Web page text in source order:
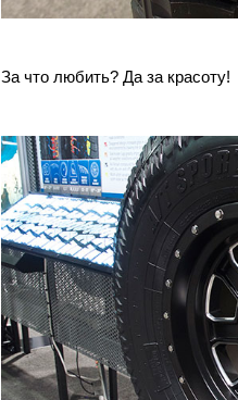
За что любить? Да за красоту!